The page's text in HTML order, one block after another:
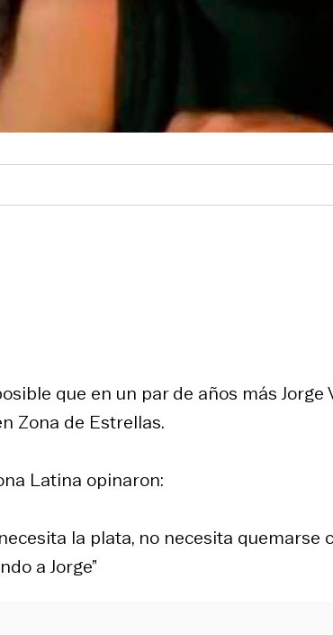
que en un par de años más Jorge
Zona de Estrellas.
Latina opinaron:
la plata, no necesita quemarse
a Jorge”